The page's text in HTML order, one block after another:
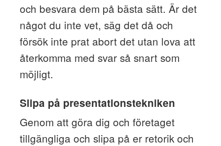
och besvara dem på bästa sätt. Är det
något du inte vet, säg det då och
försök inte prat abort det utan lova att
återkomma med svar så snart som
möjligt.
Slipa på presentationstekniken
Genom att göra dig och företaget
tillgängliga och slipa på er retorik och